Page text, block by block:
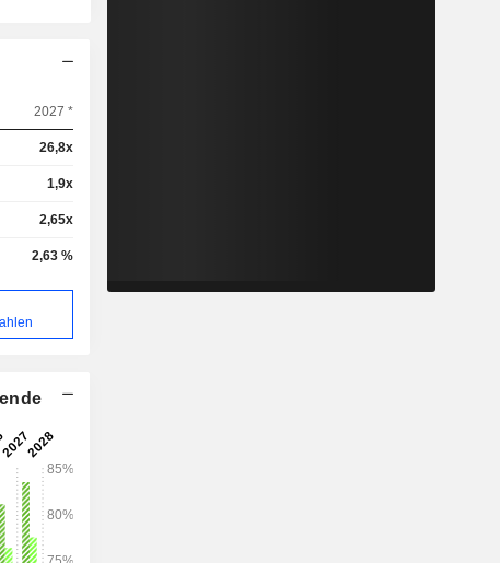
2027 *
26,8x
1,9x
2,65x
2,63 %